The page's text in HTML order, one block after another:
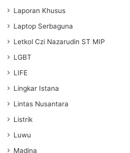
Laporan Khusus
Laptop Serbaguna
Letkol Czi Nazarudin ST MIP
LGBT
LIFE
Lingkar Istana
Lintas Nusantara
Listrik
Luwu
Madina